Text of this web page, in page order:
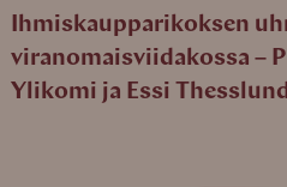
Ihmiskaupparikoksen
viranomaisviidakossa –
Ylikomi ja Essi